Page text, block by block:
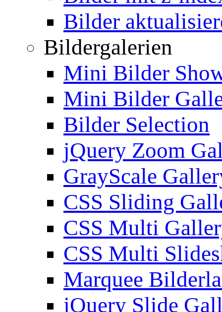
Bilder
Bildergalerien
Mini Bilder
Mini Bilder
Bilder Selection
jQuery Zoom
GrayScale
CSS Sliding
CSS Multi
CSS Multi
Marquee
jQuery Slide